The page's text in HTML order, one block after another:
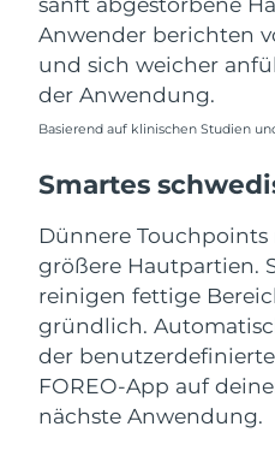
Anwender berichten
und sich weicher
der Anwendung.
Basierend auf klinischen Studien
Smartes
Dünnere
größere Hautpartien.
reinigen fettige
gründlich.
der
FOREO-App auf
nächste Anwendung.
Slowenien
Südafrika
Spanien
Schweden
Schweiz